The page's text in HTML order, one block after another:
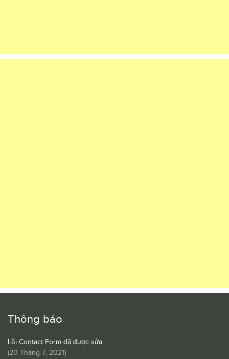
Thông báo
Lỗi Contact Form đã được sửa
(20 Tháng 7, 2021)